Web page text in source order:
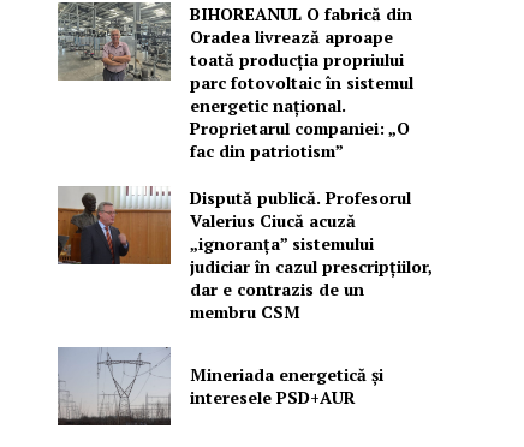
BIHOREANUL O fabrică din
Oradea livrează aproape
toată producția propriului
parc fotovoltaic în sistemul
energetic național.
Proprietarul companiei: „O
fac din patriotism”
Dispută publică. Profesorul
Valerius Ciucă acuză
„ignoranța” sistemului
judiciar în cazul prescripțiilor,
dar e contrazis de un
membru CSM
Mineriada energetică și
interesele PSD+AUR